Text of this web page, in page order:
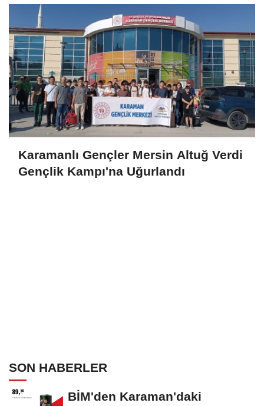
Karamanlı Gençler Mersin Altuğ Verdi
Gençlik Kampı'na Uğurlandı
SON HABERLER
BİM'den Karaman'daki